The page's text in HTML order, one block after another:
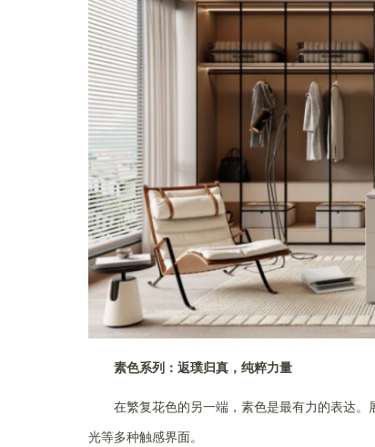
素色系列：返璞归真，纯粹力量
在繁复花色的另一端，素色是最有力的表达
光等多种触感界面。